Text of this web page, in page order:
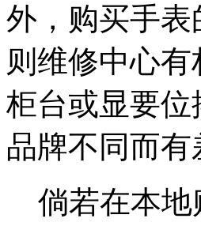
外，购买手
则维修中心
柜台或显要
品牌不同而有
倘若在本地